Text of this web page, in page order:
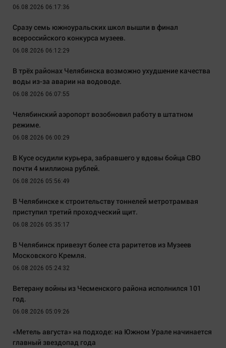
06.08.2026 06:17:36
Сразу семь южноуральских школ вышли в финал
всероссийского конкурса музеев.
06.08.2026 06:12:29
В трёх районах Челябинска возможно ухудшение качества
воды из-за аварии на водоводе.
06.08.2026 06:07:55
Челябинский аэропорт возобновил работу в штатном
режиме.
06.08.2026 06:00:29
В Кусе осудили курьера, забравшего у вдовы бойца СВО
почти 4 миллиона рублей.
06.08.2026 05:56:49
В Челябинске к строительству тоннелей метротрамвая
приступил третий проходческий щит.
06.08.2026 05:35:17
В Челябинск привезут более ста раритетов из Музеев
Московского Кремля.
06.08.2026 05:24:32
Ветерану войны из Чесменского района исполнился 101
год.
06.08.2026 05:09:26
«Метель августа» на подходе: на Южном Урале начинается
главный звездопад года